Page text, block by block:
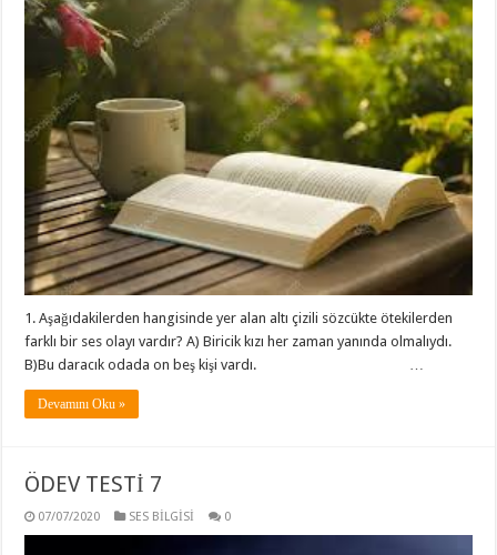
1. Aşağıdakilerden hangisinde yer alan altı çizili sözcükte ötekilerden
farklı bir ses olayı vardır? A) Biricik kızı her zaman yanında olmalıydı.
B)Bu daracık odada on beş kişi vardı. …
Devamını Oku »
ÖDEV TESTİ 7
07/07/2020 SES BİLGİSİ 0